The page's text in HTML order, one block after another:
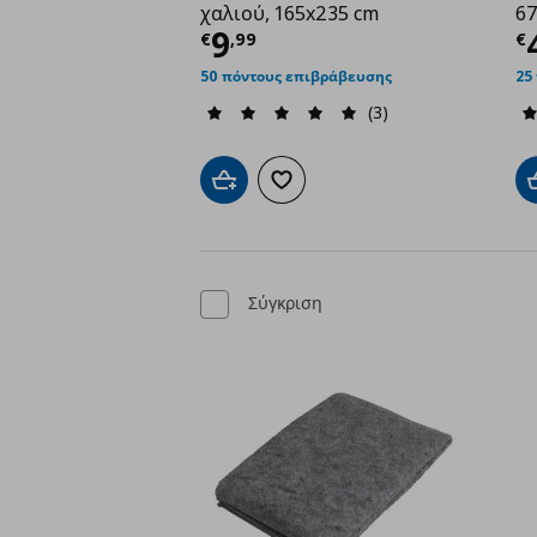
χαλιού, 165x235 cm
€9,99
Τρέχουσα τιμή €
50 πόντους επιβράβευσης
(3)
Προσθήκη στο καλάθι
Προσθήκη στα αγαπημένα
€
Σύγκριση